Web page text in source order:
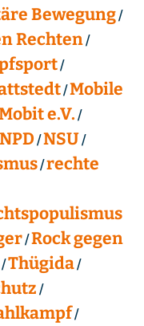
Bewegung
Rechten
Mobile
e.V.
NPD NSU
rechte
Rock gegen
Thügida